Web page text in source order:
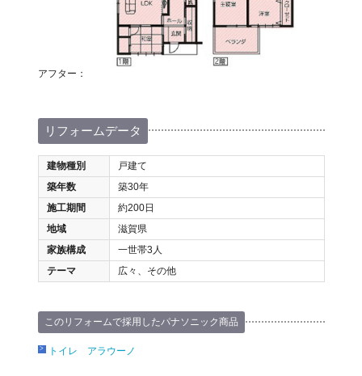
アフター：
リフォームデータ
建物種別
戸建て
築年数
築30年
施工期間
約200日
地域
滋賀県
家族構成
一世帯3人
テーマ
広々、その他
このリフォームで採用したパナソニック商品
トイレ アラウーノ